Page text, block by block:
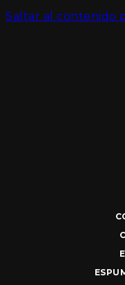
Saltar al contenido